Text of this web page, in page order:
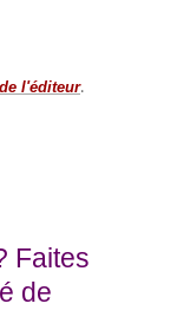
l'éditeur.
Faites
de